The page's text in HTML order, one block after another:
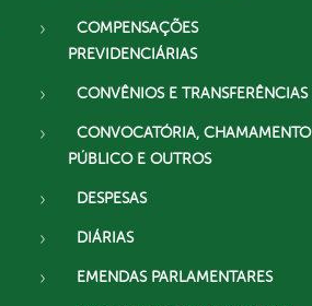
COMPENSAÇÕES
PREVIDENCIÁRIAS
CONVÊNIOS E TRANSFERÊNCIAS
CONVOCATÓRIA, CHAMAMENTO
PÚBLICO E OUTROS
DESPESAS
DIÁRIAS
EMENDAS PARLAMENTARES